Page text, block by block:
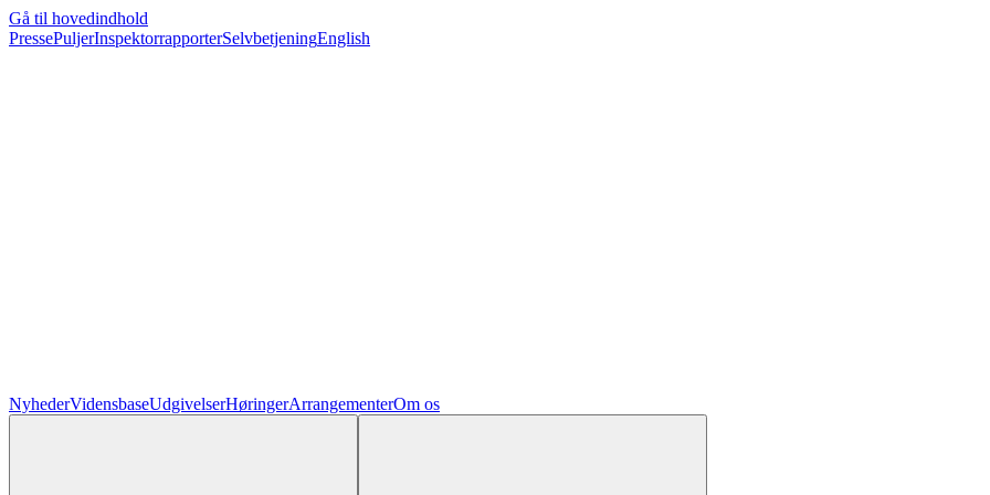
Gå til hovedindhold
PressePuljerInspektorrapporterSelvbetjeningEnglish
NyhederVidensbaseUdgivelserHøringerArrangementerOm os